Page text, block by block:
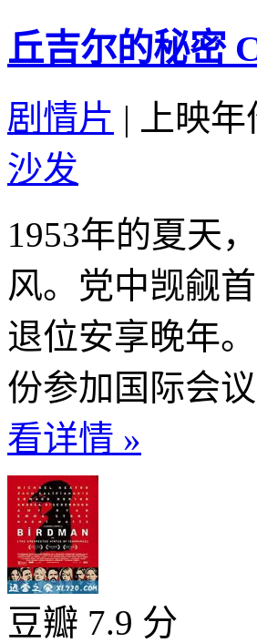
丘吉尔的秘密
剧情片 | 上映
沙发
1953年的夏天
风。党中觊觎
退位安享晚年
份参加国际会
看详情 »
豆瓣 7.9 分